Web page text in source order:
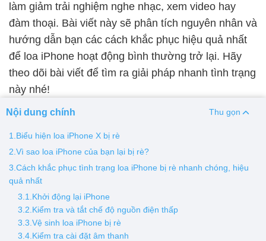
Màn hình Xiaomi Màn hình Realme Màn hình Vivo
Màn hình Vsmart Màn hình Google Pixel
Thay pin
Pin iPhone Pin Samsumg Pin Oppo Pin Xiaomi
Pin Realme
Thay vỏ
Vỏ iPhone Vỏ Samsung
Vỏ Vivo
làm giảm trải nghiệm nghe nhạc, xem video hay
đàm thoại. Bài viết này sẽ phân tích nguyên nhân và
hướng dẫn bạn các cách khắc phục hiệu quả nhất
để loa iPhone hoạt động bình thường trở lại. Hãy
theo dõi bài viết để tìm ra giải pháp nhanh tình trạng
này nhé!
Nội dung chính Thu gọn
1.Biểu hiện loa iPhone X bị rè
2.Vì sao loa iPhone của bạn lại bị rè?
3.Cách khắc phục tình trạng loa iPhone bị rè nhanh chóng, hiệu
quả nhất
3.1.Khởi động lại iPhone
3.2.Kiểm tra và tắt chế độ nguồn điện thấp
3.3.Vệ sinh loa iPhone bị rè
3.4.Kiểm tra cài đặt âm thanh